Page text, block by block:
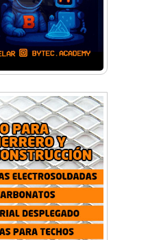
Sarmiento por
estudiantes de Morón
y cultura se
Se Muestra
agosto: la Universidad
para el